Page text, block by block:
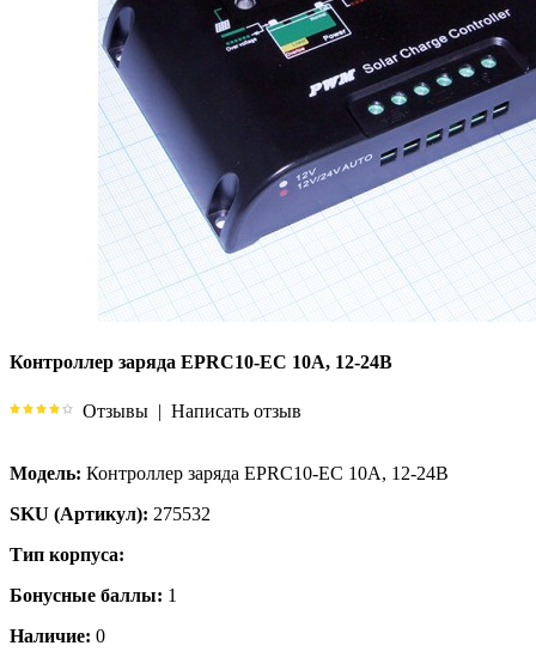
Контроллер заряда EPRC10-EC 10А, 12-24В
Отзывы | Написать отзыв
Модель: Контроллер заряда EPRC10-EC 10А, 12-24В
SKU (Артикул): 275532
Тип корпуса:
Бонусные баллы: 1
Наличие: 0